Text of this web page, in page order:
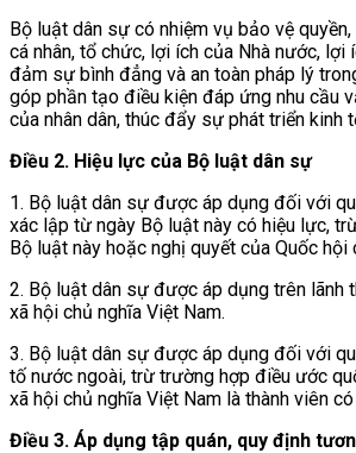
Bộ luật dân sự có nhiệm vụ bảo vệ
cá nhân, tổ chức, lợi ích của Nhà nước, lợi
đảm sự bình đẳng và an toàn pháp lý
góp phần tạo điều kiện đáp ứng nhu cầu
của nhân dân, thúc đẩy sự phát triển kinh
Điều 2. Hiệu lực của Bộ luật dân sự
1. Bộ luật dân sự được áp dụng đối với
xác lập từ ngày Bộ luật này có hiệu lực,
Bộ luật này hoặc nghị quyết của Quốc hội
2. Bộ luật dân sự được áp dụng trên lãnh
xã hội chủ nghĩa Việt Nam.
3. Bộ luật dân sự được áp dụng đối với
tố nước ngoài, trừ trường hợp điều ước
xã hội chủ nghĩa Việt Nam là thành viên
Điều 3. Áp dụng tập quán, quy định